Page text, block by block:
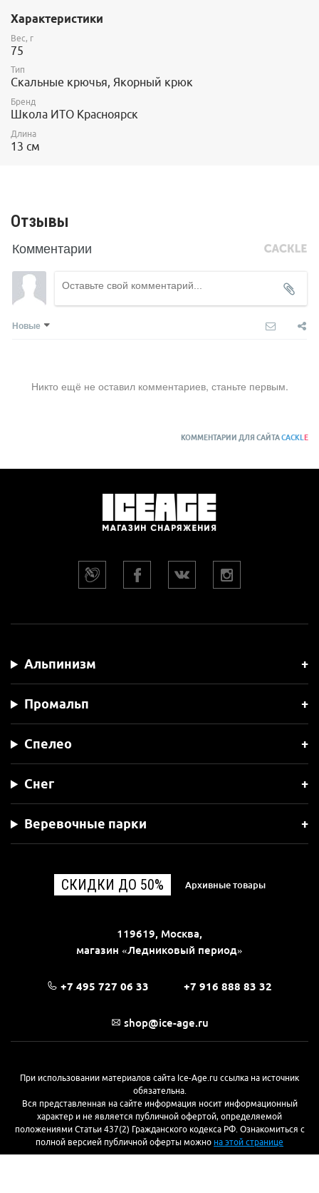
погружение в породу, ближе к ручке. Максимальная нагрузка
при правильном расположении - 20 kN.
Характеристики
Вес, г
75
Тип
Скальные крючья, Якорный крюк
Бренд
Школа ИТО Красноярск
Длина
13 см
Отзывы
Комментарии
Новые
Никто ещё не оставил комментариев, станьте первым.
КОММЕНТАРИИ ДЛЯ САЙТАCACKL E
Альпинизм
Промальп
Спелео
Снег
Веревочные парки
СКИДКИ ДО 50% Архивные товары
119619, Москва,
магазин «Ледниковый период»
+7 495 727 06 33 +7 916 888 83 32
shop@ice-age.ru
При использовании материалов сайта Ice-Age.ru ссылка на источник
обязательна.
Вся представленная на сайте информация носит информационный
характер и не является публичной офертой, определяемой
положениями Статьи 437(2) Гражданского кодекса РФ. Ознакомиться с
полной версией публичной оферты можно на этой странице